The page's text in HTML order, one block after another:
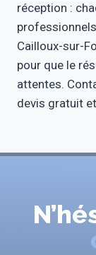
réception :
Cailloux-sur-
pour que le
attentes.
devis gratuit